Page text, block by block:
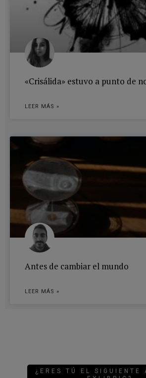
«Crisálida» estuvo a punto de
LEER MÁS »
Antes de cambiar el mundo
LEER MÁS »
¿ERES TÚ EL SIGUIENTE